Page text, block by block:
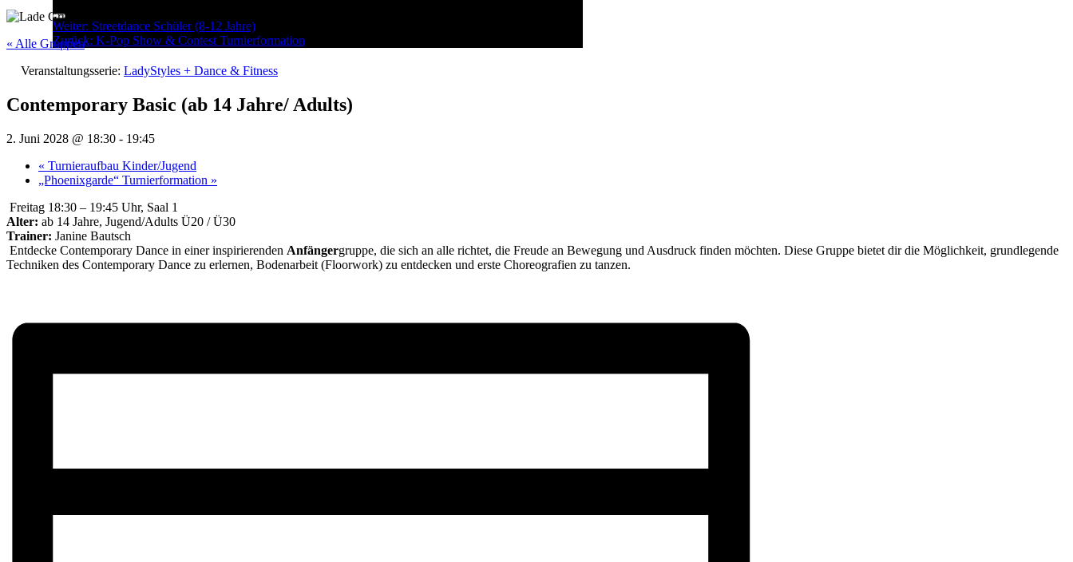
Menu
Post
navigation
Weiter: Streetdance Schüler (8-12 Jahre)
Zurück: K-Pop Show & Contest Turnierformation
« Alle Gruppen
Veranstaltungsserie: LadyStyles + Dance & Fitness
Contemporary Basic (ab 14 Jahre/ Adults)
2. Juni 2028 @ 18:30 - 19:45
« Turnieraufbau Kinder/Jugend
„Phoenixgarde“ Turnierformation »
Freitag 18:30 – 19:45 Uhr, Saal 1
Alter: ab 14 Jahre, Jugend/Adults Ü20 / Ü30
Trainer: Janine Bautsch
Entdecke Contemporary Dance in einer inspirierenden Anfängergruppe, die sich an alle richtet, die Freude an Bewegung und Ausdruck finden möchten. Diese Gruppe bietet dir die Möglichkeit, grundlegende
Techniken des Contemporary Dance zu erlernen, Bodenarbeit (Floorwork) zu entdecken und erste Choreografien zu tanzen.